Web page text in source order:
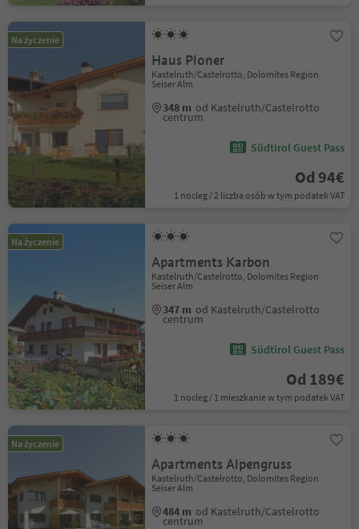
Na życzenie
Haus Ploner
Kastelruth/Castelrotto, Dolomites Region
Seiser Alm
348 m od Kastelruth/Castelrotto
centrum
Südtirol Guest Pass
Od 94€
1 nocleg / 2 liczba osób w tym podatek VAT
Na życzenie
Apartments Karbon
Kastelruth/Castelrotto, Dolomites Region
Seiser Alm
347 m od Kastelruth/Castelrotto
centrum
Südtirol Guest Pass
Od 189€
1 nocleg / 1 mieszkanie w tym podatek VAT
Na życzenie
Apartments Alpengruss
Kastelruth/Castelrotto, Dolomites Region
Seiser Alm
484 m od Kastelruth/Castelrotto
centrum